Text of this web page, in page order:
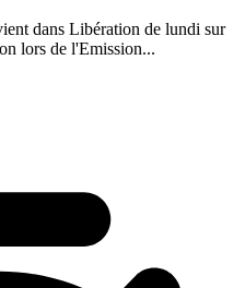
dans Libération de lundi sur
lors de l'Emission...